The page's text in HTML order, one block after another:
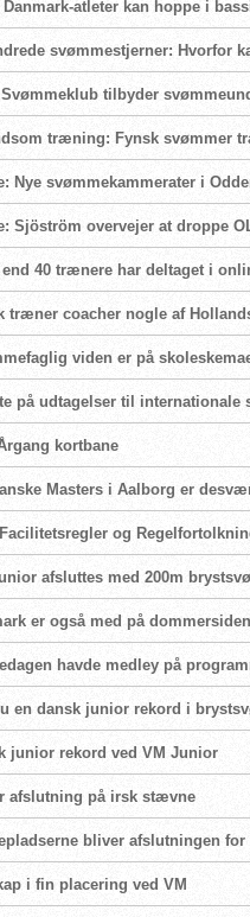
Danmark-atleter kan hoppe i
svømmestjerner: Hvorfor
Svømmeklub tilbyder
træning: Fynsk svømmer
Nye svømmekammerater i
Sjöström overvejer at droppe
end 40 trænere har deltaget i
træner coacher nogle af
viden er på
på udtagelser til internationale
kortbane
Masters i Aalborg er
Facilitetsregler og
afsluttes med 200m
er også med på dommersiden
havde medley på
en dansk junior rekord i
junior rekord ved VM Junior
afslutning på irsk stævne
bliver afslutningen for
i fin placering ved VM